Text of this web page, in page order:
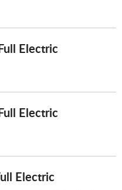
Electric
Electric
Electric